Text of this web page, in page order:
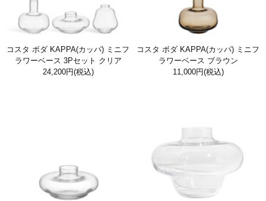
コスタ ボダ KAPPA(カッパ) ミニフ
ラワーベース 3Pセット クリア
24,200円(税込)
コスタ ボダ KAPPA(カッパ) ミニフ
ラワーベース ブラウン
11,000円(税込)